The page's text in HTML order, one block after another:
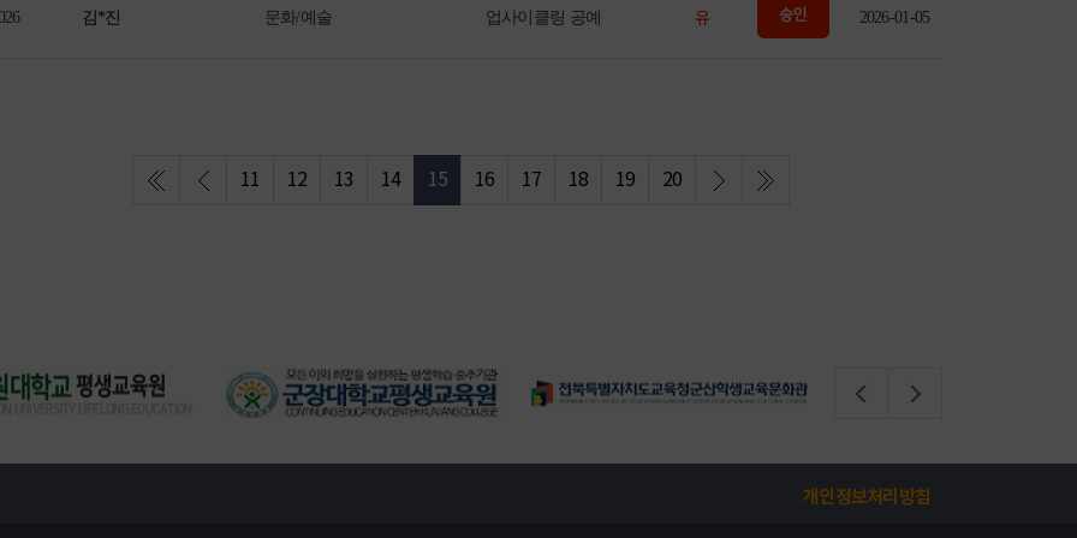
김*진 문화/예술 업사이클링 공예 유 2026-01-05
11 12 13 14 15 16 17 18 19 20
개인정보처리방침